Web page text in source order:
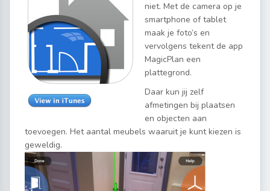
niet. Met de camera op je
smartphone of tablet
maak je foto’s en
vervolgens tekent de app
MagicPlan een
plattegrond.
Daar kun jij zelf
afmetingen bij plaatsen
en objecten aan
toevoegen. Het aantal meubels waaruit je kunt kiezen is
geweldig.